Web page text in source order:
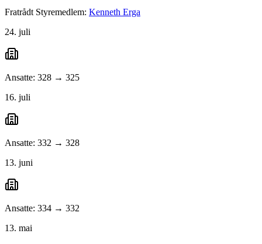
Fratrådt Styremedlem: Kenneth Erga
24. juli
Ansatte: 328 → 325
16. juli
Ansatte: 332 → 328
13. juni
Ansatte: 334 → 332
13. mai